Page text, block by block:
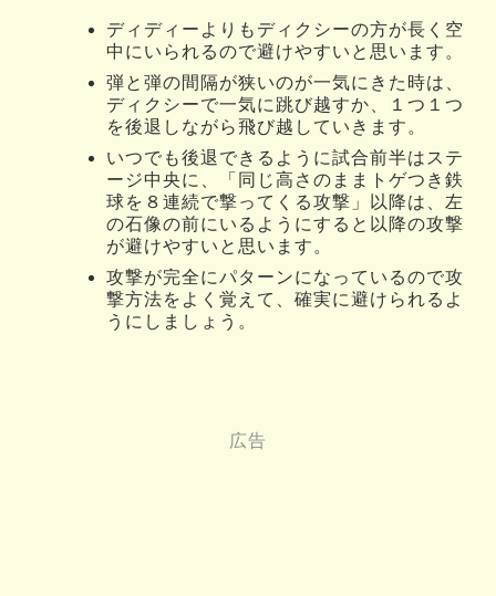
ディディーよりもディクシーの方が長く空
中にいられるので避けやすいと思います。
弾と弾の間隔が狭いのが一気にきた時は、
ディクシーで一気に跳び越すか、１つ１つ
を後退しながら飛び越していきます。
いつでも後退できるように試合前半はステ
ージ中央に、「同じ高さのままトゲつき鉄
球を８連続で撃ってくる攻撃」以降は、左
の石像の前にいるようにすると以降の攻撃
が避けやすいと思います。
攻撃が完全にパターンになっているので攻
撃方法をよく覚えて、確実に避けられるよ
うにしましょう。